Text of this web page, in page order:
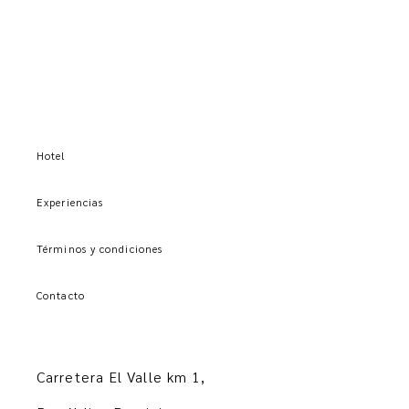
Hotel
Experiencias
Términos y condiciones
Contacto
Carretera El Valle km 1,